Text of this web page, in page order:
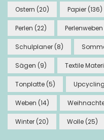
Ostern (20) Papier (136)
Perlen (22) Perlenweben
Schulplaner (8)
Sägen (9) Textile
Tonplatte (5) Upcycling
Weben (14)
Winter (20) Wolle (25)